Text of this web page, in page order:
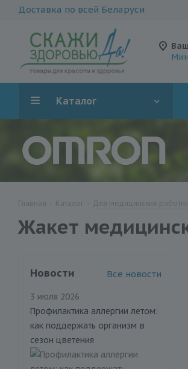
Доставка по всей Беларуси
Каталог
Жакет
Новости Все новости
3 июля 2026
Профилактика аллергии летом:
как поддержать организм в
сезон цветения